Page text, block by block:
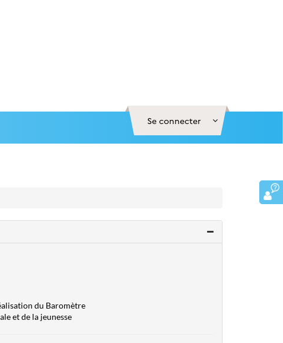
Se connecter
du Baromètre
et de la jeunesse